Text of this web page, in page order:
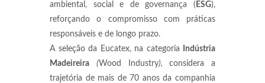
ambiental, social e de governança ( ESG),
reforçando o compromisso com práticas
responsáveis e de longo prazo.
A seleção da Eucatex, na categoria
Indústria
Madeireira
(Wood Industry), considera a
trajetória de mais de 70 anos da companhia